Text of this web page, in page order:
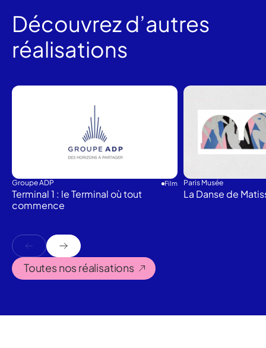
Découvrez d’autres
réalisations
Groupe ADP Film
Terminal 1 : le Terminal où tout
commence
Paris Musée
La Danse de
Toutes nos réalisations